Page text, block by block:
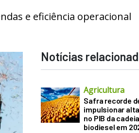
e eficiência operacional
Notícias
Agricultura
Safra recorde
impulsionar
no PIB da
biodiesel em